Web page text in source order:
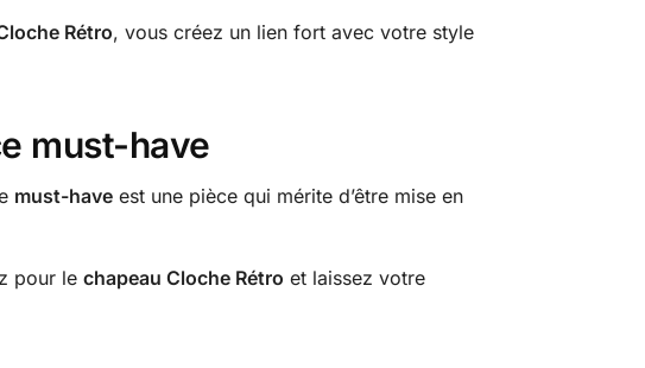
Rétro, vous créez un lien fort avec votre style
must-have
must-haveest une pièce qui mérite d’être mise en
pour le chapeau Cloche Rétro et laissez votre